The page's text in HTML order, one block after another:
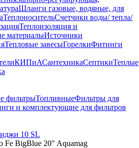
Шланги газовые, водяные, для
ТеплоносительСчетчики воды/ тепла/
Теплоизоляция и
материалыИсточники
Тепловые завесыГорелкиФитинги
КИПиАСантехникаСептикиТеплые
фильтрыТопливныеФильтры для
и комплектующие для фильтров
10 SL
Fe BigBlue 20" Aquamag